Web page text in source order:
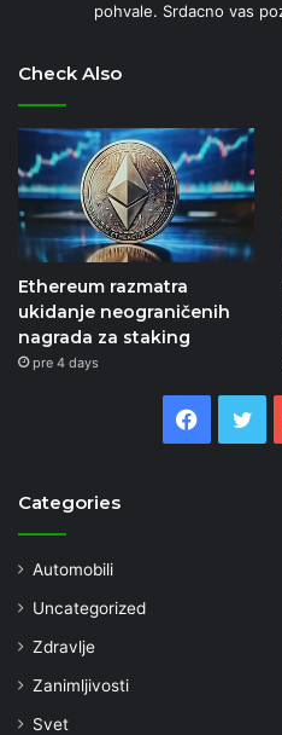
pohvale. Srdacno vas
Check Also
Ethereum razmatra
ukidanje neograničenih
nagrada za staking
pre 4 days
Categories
Automobili
Uncategorized
Zdravlje
Zanimljivosti
Svet